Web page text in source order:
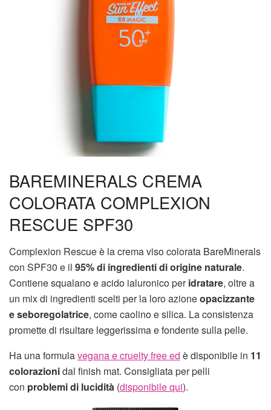
BAREMINERALS CREMA
COLORATA COMPLEXION
RESCUE SPF30
Complexion Rescue è la crema viso colorata BareMinerals
con SPF30 e il 95% di ingredienti di origine naturale.
Contiene squalano e acido ialuronico peridratare, oltre a
un mix di ingredienti scelti per la loro azioneopacizzante
e seboregolatrice, come caolino e silica. La consistenza
promette di risultare leggerissima e fondente sulla pelle.
Ha una formulavegana e cruelty free ed è disponibile in 11
colorazionidal finish mat. Consigliata per pelli
con problemi di lucidità (disponibile qui).